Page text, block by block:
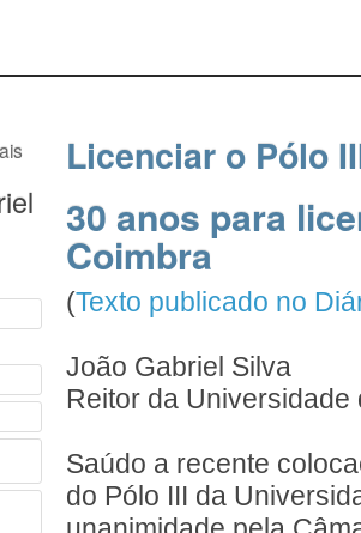
Licenciar o Pólo
30 anos para
Coimbra
(Texto publicado no
João Gabriel Silva
Reitor da
Saúdo a recente
do Pólo III da